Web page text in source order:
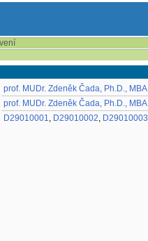
prof. MUDr. Zdeněk Čada, Ph.D., MBA
prof. MUDr. Zdeněk Čada, Ph.D., MBA
D29010001, D29010002, D29010003